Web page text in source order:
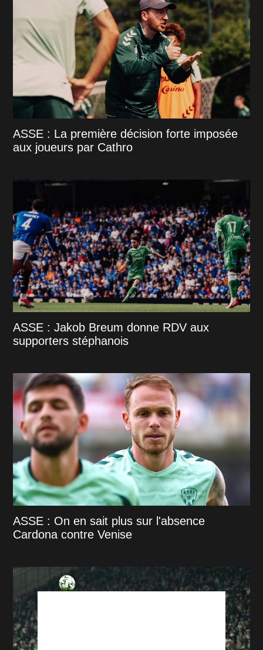
ASSE : La première décision forte imposée
aux joueurs par Cathro
ASSE : Jakob Breum donne RDV aux
supporters stéphanois
ASSE : On en sait plus sur l'absence
Cardona contre Venise